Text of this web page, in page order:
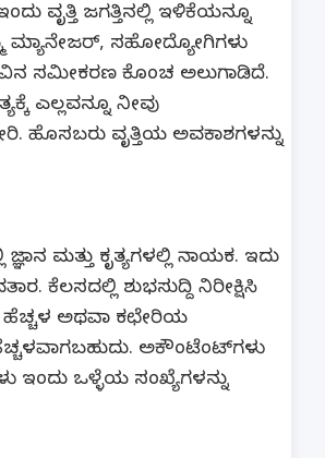
ವೃತ್ತಿ ಜಗತ್ತಿನಲ್ಲಿ ಇಳಿಕೆಯನ್ನೂ
ಮ್ಯಾನೇಜರ್, ಸಹೋದ್ಯೋಗಿಗಳು
ಸಮೀಕರಣ ಕೊಂಚ ಅಲುಗಾಡಿದೆ.
ಎಲ್ಲವನ್ನೂ ನೀವು
ಹೊಸಬರು ವೃತ್ತಿಯ ಅವಕಾಶಗಳನ್ನು
ಮತ್ತು ಕೃತ್ಯಗಳಲ್ಲಿ ನಾಯಕ. ಇದು
ಕೆಲಸದಲ್ಲಿ ಶುಭಸುದ್ದಿ ನಿರೀಕ್ಷಿಸಿ
ಹೆಚ್ಚಳ ಅಥವಾ ಕಛೇರಿಯ
ಅಕೌಂಟೆಂಟ್​ಗಳು
ಇಂದು ಒಳ್ಳೆಯ ಸಂಖ್ಯೆಗಳನ್ನು